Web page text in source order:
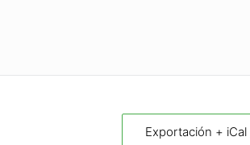
Exportación +